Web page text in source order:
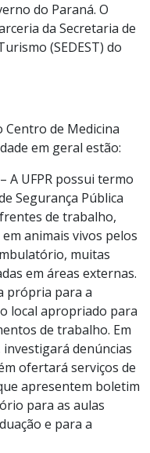
do Paraná. O
da Secretaria de
(SEDEST) do
Centro de Medicina
em geral estão:
– A UFPR possui termo
Segurança Pública
de trabalho,
animais vivos pelos
muitas
em áreas externas.
própria para a
local apropriado para
de trabalho. Em
denúncias
ofertará serviços de
apresentem boletim
para as aulas
e para a